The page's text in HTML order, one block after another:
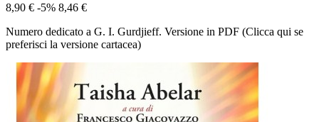
8,90 € -5% 8,46 €
Numero dedicato a G. I. Gurdjieff. Versione in PDF (Clicca qui se
preferisci la versione cartacea)